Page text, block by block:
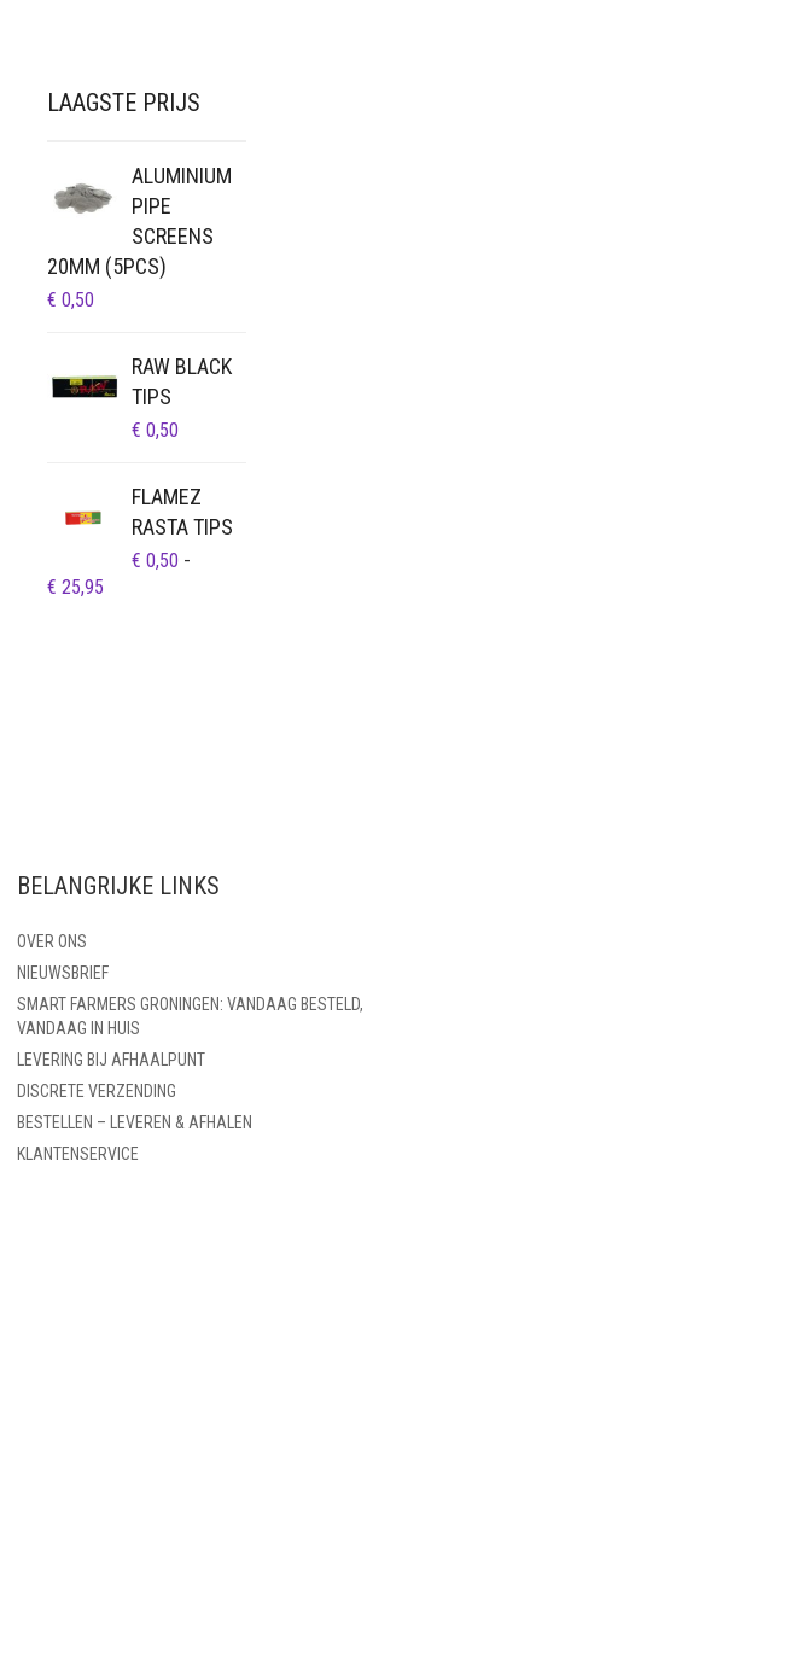
LAAGSTE PRIJS
ALUMINIUM
PIPE
SCREENS
20MM (5PCS)
€ 0,50
RAW BLACK
TIPS
€ 0,50
FLAMEZ
RASTA TIPS
€ 0,50 -
€ 25,95
BELANGRIJKE LINKS
OVER ONS
NIEUWSBRIEF
SMART FARMERS GRONINGEN: VANDAAG BESTELD,
VANDAAG IN HUIS
LEVERING BIJ AFHAALPUNT
DISCRETE VERZENDING
BESTELLEN – LEVEREN & AFHALEN
KLANTENSERVICE